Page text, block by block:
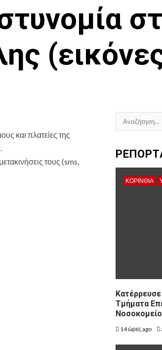
και πλατείες της
τους (sms,
Αναζήτηση
για:
ΚΟΡΙΝΘΊΑ
Τμήματα
14 ώρες ago